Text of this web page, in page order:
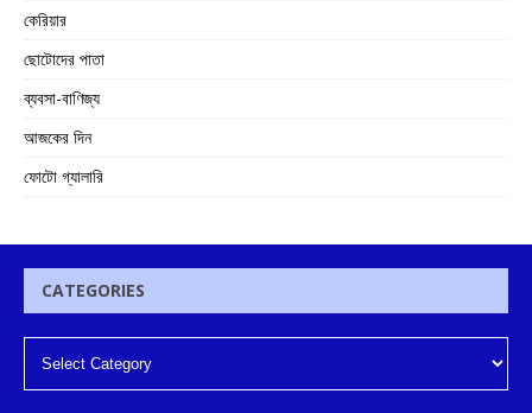
কেরিয়ার
ছোটোদের পাতা
ব্যবসা-বাণিজ্য
আজকের দিন
ফোটো গ্যালারি
CATEGORIES